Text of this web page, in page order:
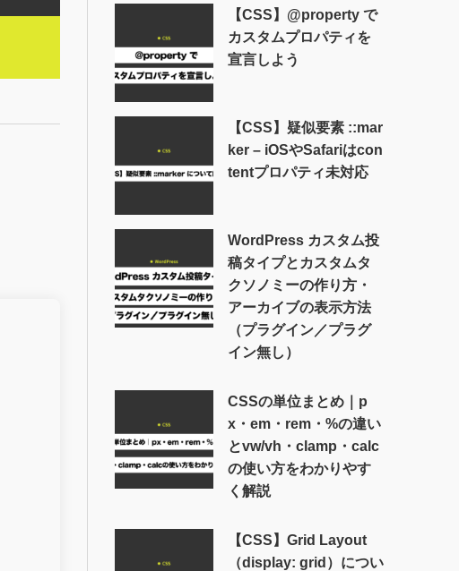
【CSS】@property で
カスタムプロパティを
宣言しよう
【CSS】疑似要素 ::mar
ker – iOSやSafariはcon
tentプロパティ未対応
WordPress カスタム投
稿タイプとカスタムタ
クソノミーの作り方・
アーカイブの表示方法
（プラグイン／プラグ
イン無し）
CSSの単位まとめ｜p
x・em・rem・%の違い
とvw/vh・clamp・calc
の使い方をわかりやす
く解説
【CSS】Grid Layout
（display: grid）につい